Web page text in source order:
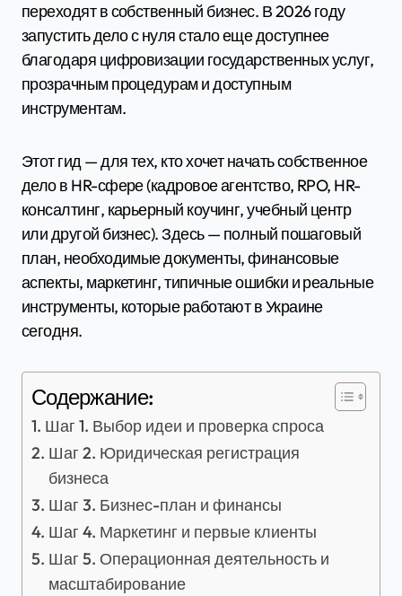
переходят в собственный бизнес. В 2026 году
запустить дело с нуля стало еще доступнее
благодаря цифровизации государственных услуг,
прозрачным процедурам и доступным
инструментам.
Этот гид — для тех, кто хочет начать собственное
дело в HR-сфере (кадровое агентство, RPO, HR-
консалтинг, карьерный коучинг, учебный центр
или другой бизнес). Здесь — полный пошаговый
план, необходимые документы, финансовые
аспекты, маркетинг, типичные ошибки и реальные
инструменты, которые работают в Украине
сегодня.
Содержание:
Шаг 1. Выбор идеи и проверка спроса
Шаг 2. Юридическая регистрация
бизнеса
Шаг 3. Бизнес-план и финансы
Шаг 4. Маркетинг и первые клиенты
Шаг 5. Операционная деятельность и
масштабирование